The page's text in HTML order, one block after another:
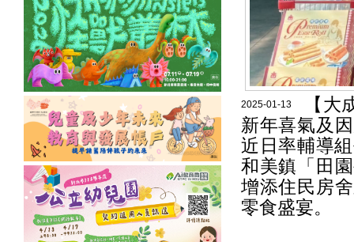
2025-01-13
【
新年喜氣及
近日率輔導
和美鎮「田
增添住民房
零食盛宴。